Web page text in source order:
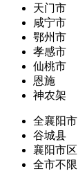
天门市
咸宁市
鄂州市
孝感市
仙桃市
恩施
神农架
全襄阳市
谷城县
襄阳市区
全市不限